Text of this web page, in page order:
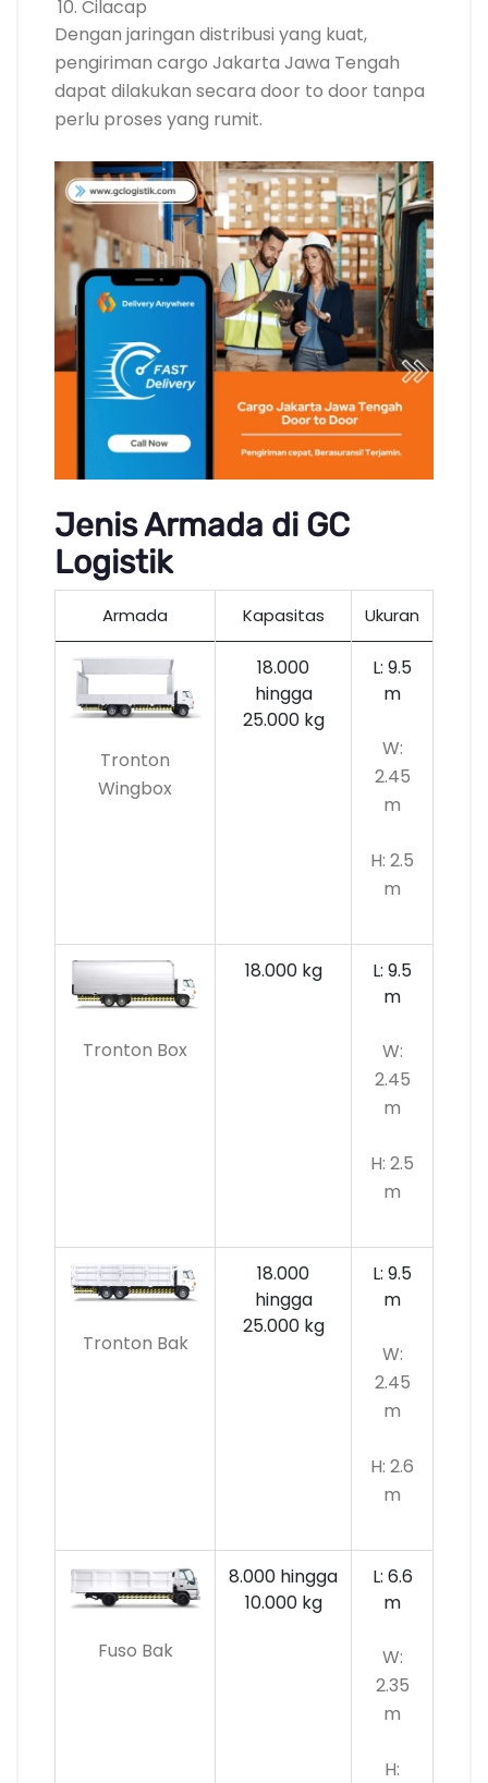
Cilacap
Dengan jaringan distribusi yang kuat,
pengiriman cargo Jakarta Jawa Tengah
dapat dilakukan secara door to door tanpa
perlu proses yang rumit.
Jenis Armada di GC
Logistik
Armada Kapasitas Ukuran
Tronton
Wingbox
18.000
hingga
25.000 kg
L: 9.5
m
W:
2.45
m
H: 2.5
m
Tronton Box
18.000 kg
L: 9.5
m
W:
2.45
m
H: 2.5
m
Tronton Bak
18.000
hingga
25.000 kg
L: 9.5
m
W:
2.45
m
H: 2.6
m
Fuso Bak
8.000 hingga
10.000kg
L: 6.6
m
W:
2.35
m
H: